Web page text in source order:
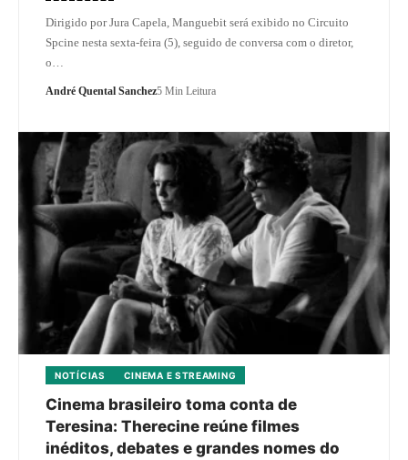
Dirigido por Jura Capela, Manguebit será exibido no Circuito
Spcine nesta sexta-feira (5), seguido de conversa com o diretor,
o…
André Quental Sanchez5 Min Leitura
NOTÍCIAS CINEMA E STREAMING
Cinema brasileiro toma conta de
Teresina: Therecine reúne filmes
inéditos, debates e grandes nomes do